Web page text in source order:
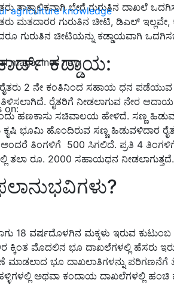
agriculture knowledge
magazines now
on:
ತಾತ್ಕಾಲಿಕವಾಗಿ ಬೇರೆ ಗುರುತಿನ
ಮತದಾರರ ಗುರುತಿನ ಚೀಟಿ, ಡಿಎಲ್
ಗುರುತಿನ ಚೀಟಿಯನ್ನು ಕಡ್ಡಾಯವಾಗಿ
ಕಡ್ಡಾಯ:
2 ನೇ ಕಂತಿನಿಂದ ಸಹಾಯ ಧನ ಪಡೆಯುವ
ರೈತರಿಗೆ ನೀಡಲಾಗುವ ನೇರ
ಹಣಕಾಸು ಸಚಿವಾಲಯ ಹೇಳಿದೆ. ಸಣ್ಣ
ಭೂಮಿ ಹೊಂದಿರುವ ಸಣ್ಣ ಹಿಡುವಳಿದಾರ
ಅಂದರೆ ತಿಂಗಳಿಗೆ 500 ಸಿಗಲಿದೆ. ಪ್ರತಿ 4
ತಲಾ ರೂ. 2000 ಸಹಾಯಧನ ನೀಡಲಾಗುತ್ತದೆ.
18 ವರ್ಷದೊಳಗಿನ ಮಕ್ಕಳು ಇರುವ ಕುಟುಂಬ
ಕ್ಕಿಂತ ಮೊದಲಿನ ಭೂ ದಾಖಲೆಗಳಲ್ಲಿ ಹೆಸರು
ಭೂ ದಾಖಲಾತಿಗಳನ್ನು ಪರಿಗಣನೆಗೆ
ಅಥವಾ ಕಂದಾಯ ದಾಖಲೆಗಳಲ್ಲಿ ಹಂಚಿ